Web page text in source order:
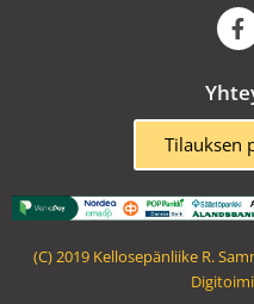
F
a
c
b
o
o
k
Tilauksen
(C) 2019 Kellosepänliike R.